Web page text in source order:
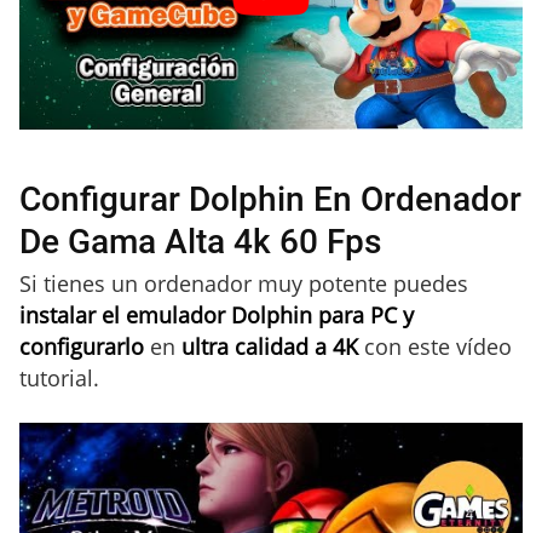
Configurar Dolphin En Ordenador
De Gama Alta 4k 60 Fps
Si tienes un ordenador muy potente puedes
instalar el emulador Dolphin para PC y
configurarlo en ultra calidad a 4Kcon este vídeo
tutorial.